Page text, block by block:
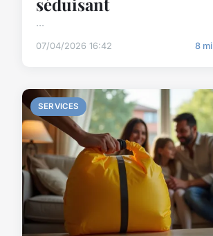
séduisant
...
07/04/2026 16:42 8
SERVICES